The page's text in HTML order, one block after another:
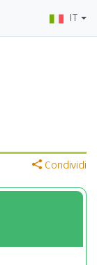
IT
Condividi